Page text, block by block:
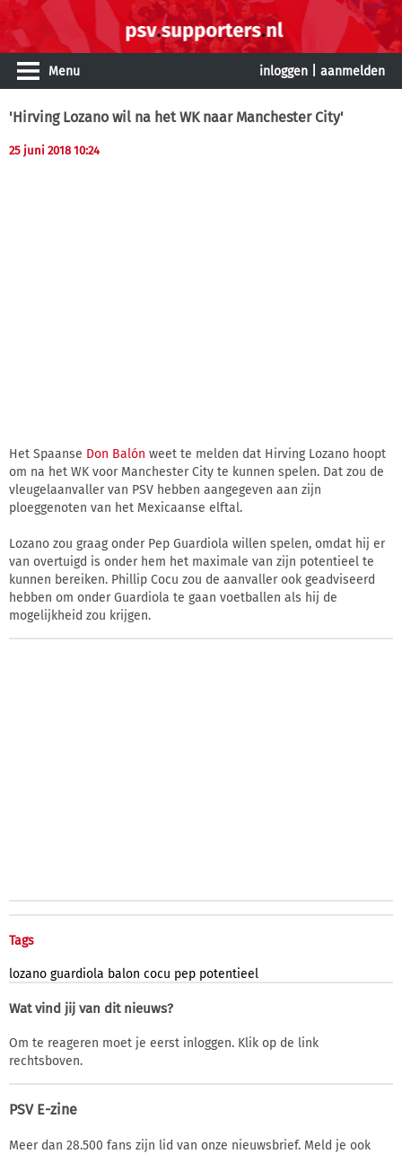
Menu inloggen aanmelden
'Hirving Lozano wil na het WK naar Manchester City'
25 juni 2018 10:24
Het Spaanse Don Balón weet te melden dat Hirving Lozano hoopt
om na het WK voor Manchester City te kunnen spelen. Dat zou de
vleugelaanvaller van PSV hebben aangegeven aan zijn
ploeggenoten van het Mexicaanse elftal.
Lozano zou graag onder Pep Guardiola willen spelen, omdat hij er
van overtuigd is onder hem het maximale van zijn potentieel te
kunnen bereiken. Phillip Cocu zou de aanvaller ook geadviseerd
hebben om onder Guardiola te gaan voetballen als hij de
mogelijkheid zou krijgen.
Tags
lozano guardiola balon cocu pep potentieel
Wat vind jij van dit nieuws?
Om te reageren moet je eerst inloggen. Klik op de link
rechtsboven.
PSV E-zine
Meer dan 28.500 fans zijn lid van onze nieuwsbrief. Meld je ook